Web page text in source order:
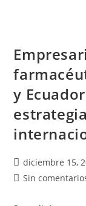
y
diciembre 15,
Sin